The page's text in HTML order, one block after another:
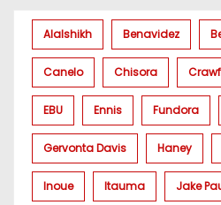
Alalshikh Benavidez
Canelo Chisora
EBU Ennis Fundora
Gervonta Davis Haney
Inoue Itauma Jake